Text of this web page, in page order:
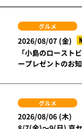
グルメ
2026/08/07 (金)
「小島のロースト
ープレゼントのお
グルメ
2026/08/06 (木)